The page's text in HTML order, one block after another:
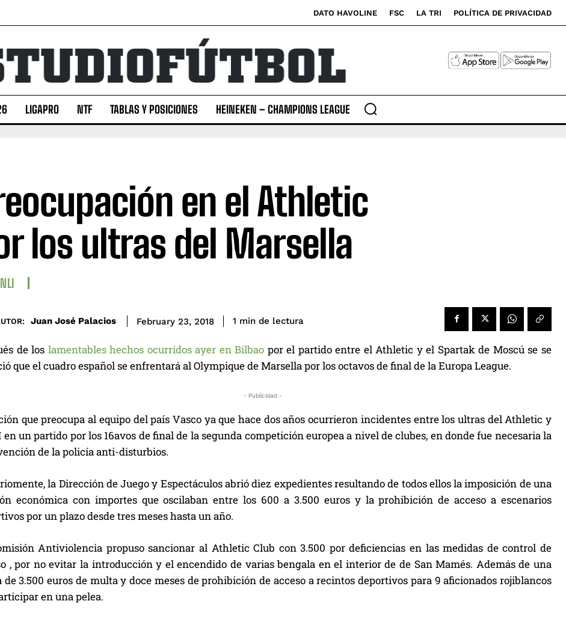
DATO HAVOLINE FSC LA TRI POLÍTICA DE PRIVACIDAD
LIGAPRO NTF TABLAS Y POSICIONES HEINEKEN – CHAMPIONS LEAGUE
en el Athletic
los ultras del Marsella
Juan José Palacios February 23, 2018 1 min de lectura
de los lamentables hechos ocurridos ayer en Bilbao por el partido entre el Athletic y el Spartak de Moscú se se
que el cuadro español se enfrentará al Olympique de Marsella por los octavos de final de la Europa League.
- Publicidad -
que preocupa al equipo del país Vasco ya que hace dos años ocurrieron incidentes entre los ultras del Athletic y
en un partido por los 16avos de final de la segunda competición europea a nivel de clubes, en donde fue necesaria la
de la policía anti-disturbios.
la Dirección de Juego y Espectáculos abrió diez expedientes resultando de todos ellos la imposición de una
económica con importes que oscilaban entre los 600 a 3.500 euros y la prohibición de acceso a escenarios
por un plazo desde tres meses hasta un año.
Antiviolencia propuso sancionar al Athletic Club con 3.500 por deficiencias en las medidas de control de
, por no evitar la introducción y el encendido de varias bengala en el interior de de San Mamés. Además de una
de 3.500 euros de multa y doce meses de prohibición de acceso a recintos deportivos para 9 aficionados rojiblancos
en una pelea.